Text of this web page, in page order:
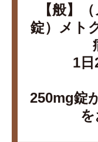
【般】
錠）メト
1
250mg錠